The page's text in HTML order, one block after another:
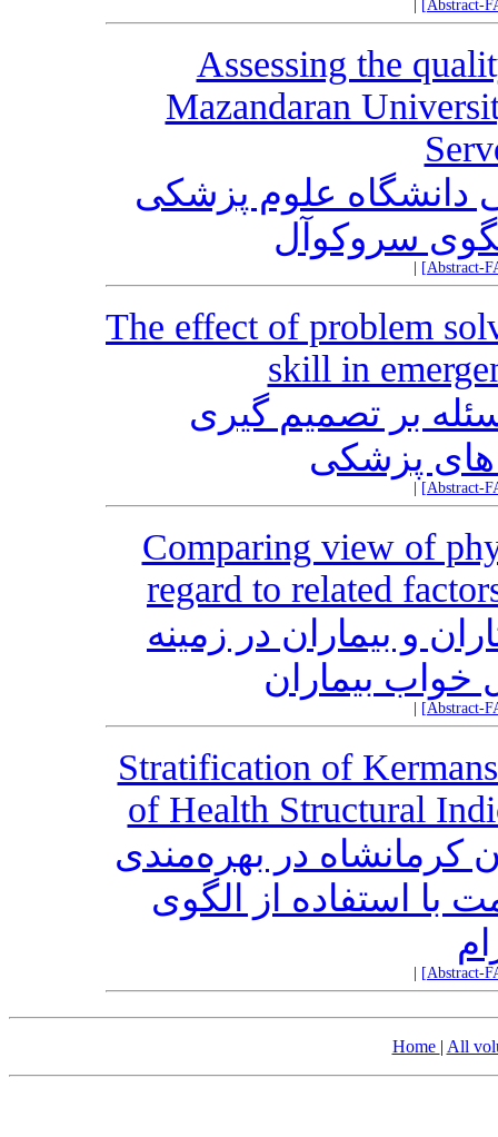
[Abstract-
Assessing the
Mazandaran
علوم پزشکی
سروکوآل
[Abstract-
The effect of problem
skill in
بر تصمیم گیری
های پزشکی
[Abstract-
Comparing view of
regard to related
و بیماران در زمینه
خواب بیماران
[Abstract-
Stratification of
of Health Structural
در بهره‌مندی
استفاده از الگوی
[Abstract-
Home | All